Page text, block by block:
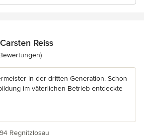
Reiss
5 von 5 Sternen
in der dritten Generation. Schon
im väterlichen Betrieb entdeckte
Regnitzlosau